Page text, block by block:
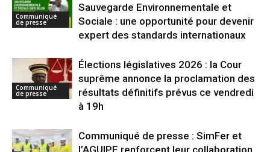
Communiqué
de presse
Sauvegarde Environnementale et
Sociale : une opportunité pour devenir
expert des standards internationaux
Communiqué
de presse
Élections législatives 2026 : la Cour
suprême annonce la proclamation des
résultats définitifs prévus ce vendredi
à 19h
Communiqué de presse : SimFer et
l’AGUIPE renforcent leur collaboration